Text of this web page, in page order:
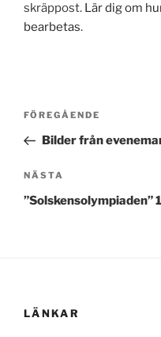
skräppost. Lär dig om
bearbetas.
Inläggsnavigering
Föregående
inlägg
FÖREGÅENDE
Bilder från
Nästa
inlägg
NÄSTA
”Solskensolympiaden”
LÄNKAR